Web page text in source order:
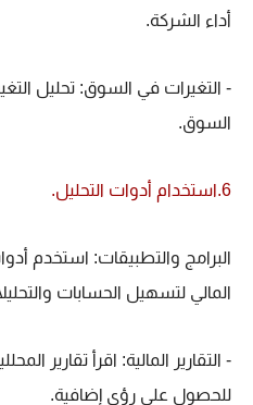
أداء الشركة.
- التغيرات في السوق: تحليل
السوق.
6.استخدام أدوات التحليل.
المالي لتسهيل الحسابات
- التقارير المالية: اقرأ تقارير
للحصول على رؤى إضافية.